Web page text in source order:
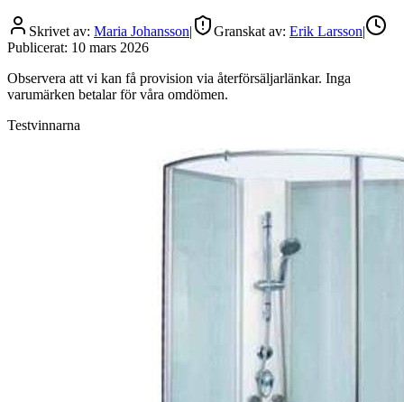
Skrivet av: Maria Johansson| Granskat av: Erik Larsson|
Publicerat: 10 mars 2026
Observera att vi kan få provision via återförsäljarlänkar. Inga
varumärken betalar för våra omdömen.
Testvinnarna